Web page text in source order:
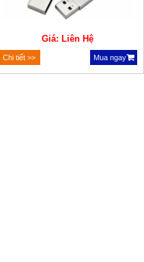
Giá: Liên Hệ
Chi tiết >> Mua ngay